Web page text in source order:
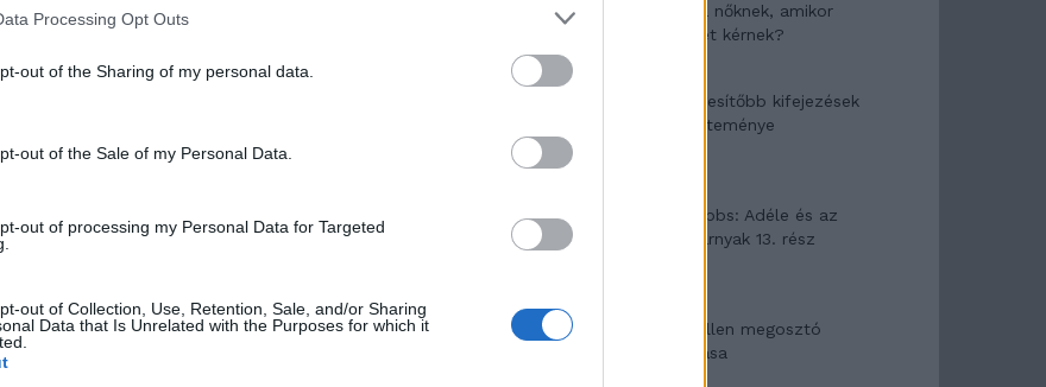
Processing Opt Outs
out of the Sharing of my personal data.
out of the Sale of my Personal Data.
out of processing my Personal Data for Targeted
out of Collection, Use, Retention, Sale, and/or Sharing
Data that Is Unrelated with the Purposes for which it
hiszünk a nőknek, amikor
segítséget kérnek?
A legidegesítőbb kifejezések
laza gyűjteménye
Elyna Robbs: Adéle és az
örökölt árnyak 13. rész
Woody Allen megosztó
zsenialitása